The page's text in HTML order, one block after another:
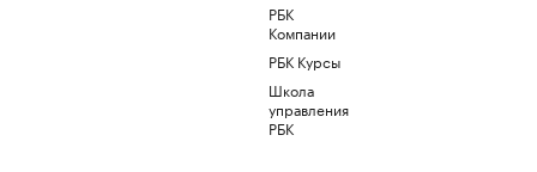
РБК
Компании
РБК Курсы
Школа
управления
РБК